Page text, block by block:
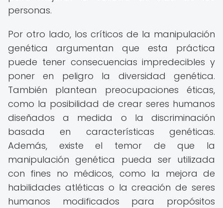
personas.
Por otro lado, los críticos de la manipulación
genética argumentan que esta práctica
puede tener consecuencias impredecibles y
poner en peligro la diversidad genética.
También plantean preocupaciones éticas,
como la posibilidad de crear seres humanos
diseñados a medida o la discriminación
basada en características genéticas.
Además, existe el temor de que la
manipulación genética pueda ser utilizada
con fines no médicos, como la mejora de
habilidades atléticas o la creación de seres
humanos modificados para propósitos